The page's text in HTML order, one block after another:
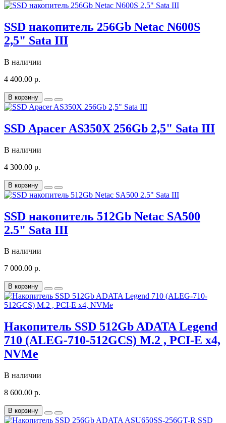
SSD накопитель 256Gb Netac N600S
2,5" Sata III
В наличии
4 400.00 р.
В корзину
SSD Apacer AS350X 256Gb 2,5" Sata III
В наличии
4 300.00 р.
В корзину
SSD накопитель 512Gb Netac SA500
2.5" Sata III
В наличии
7 000.00 р.
В корзину
Накопитель SSD 512Gb ADATA Legend
710 (ALEG-710-512GCS) M.2 , PCI-E x4,
NVMe
В наличии
8 600.00 р.
В корзину